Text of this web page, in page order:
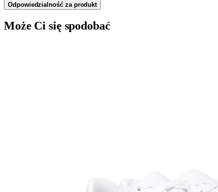
Odpowiedzialność za produkt
Może Ci się spodobać